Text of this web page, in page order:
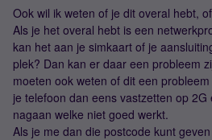
Ook wil ik weten of je dit overal hebt,
Als je het overal hebt is een
kan het aan je simkaart of je
plek? Dan kan er daar een probleem
moeten ook weten of dit een
je telefoon dan eens vastzetten op
nagaan welke niet goed werkt.
Als je me dan die postcode kunt